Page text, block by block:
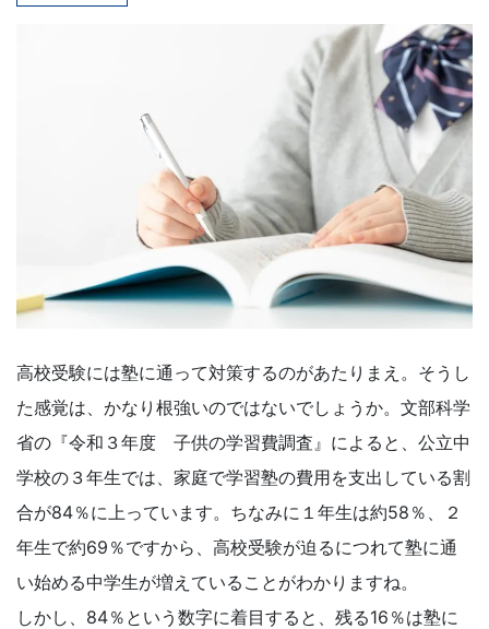
い
会
な
ら
で
は
高校受験には塾に通って対策するのがあたりまえ。そうし
た感覚は、かなり根強いのではないでしょうか。文部科学
省の『令和３年度 子供の学習費調査』によると、公立中
学校の３年生では、家庭で学習塾の費用を支出している割
合が84％に上っています。ちなみに１年生は約58％、２
年生で約69％ですから、高校受験が迫るにつれて塾に通
い始める中学生が増えていることがわかりますね。
しかし、84％という数字に着目すると、残る16％は塾に